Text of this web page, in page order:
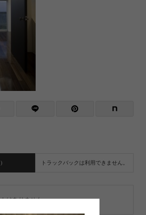
トラックバックは利用できません。
はありません。